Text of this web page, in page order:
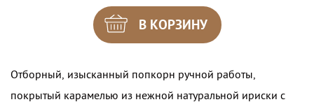
Отборный, изысканный попкорн ручной работы,
покрытый карамелью из нежной натуральной ириски с